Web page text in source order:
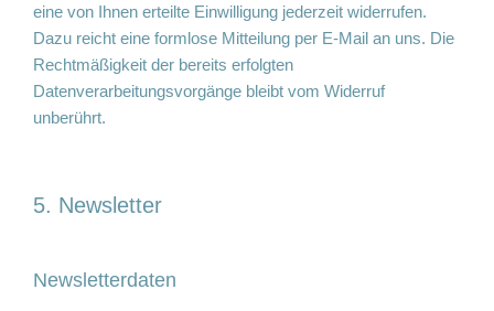
eine von Ihnen erteilte Einwilligung jederzeit widerrufen.
Dazu reicht eine formlose Mitteilung per E-Mail an uns. Die
Rechtmäßigkeit der bereits erfolgten
Datenverarbeitungsvorgänge bleibt vom Widerruf
unberührt.
5. Newsletter
Newsletter­daten